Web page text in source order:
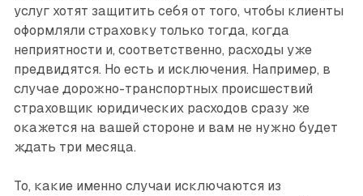
услуг хотят защитить себя от того, чтобы клиенты
оформляли страховку только тогда, когда
неприятности и, соответственно, расходы уже
предвидятся. Но есть и исключения. Например, в
случае дорожно-транспортных происшествий
страховщик юридических расходов сразу же
окажется на вашей стороне и вам не нужно будет
ждать три месяца.
То, какие именно случаи исключаются из